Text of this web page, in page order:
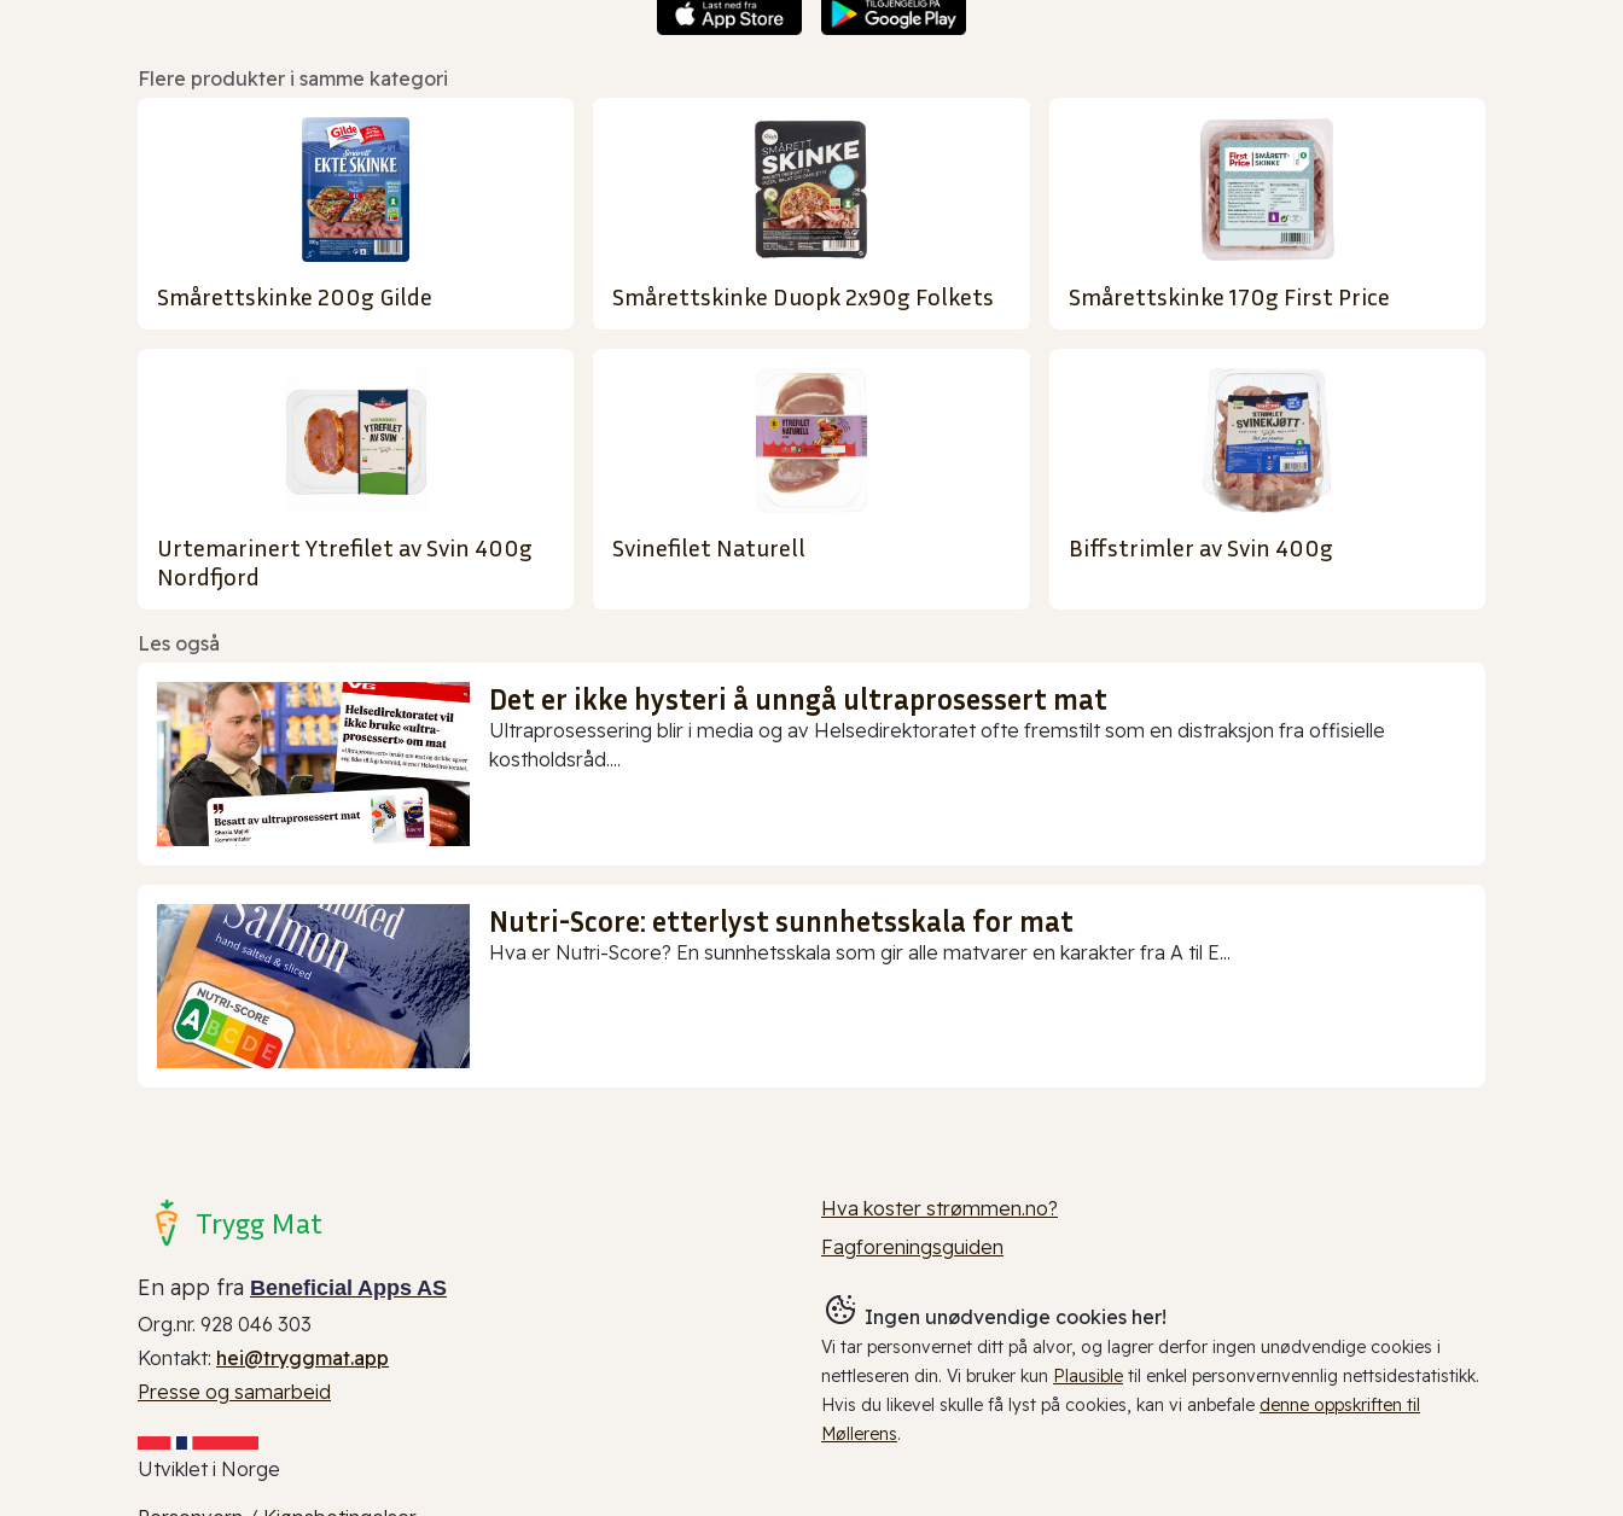
Flere produkter i samme kategori
Smårettskinke 200g Gilde Smårettskinke Duopk 2x90g Folkets Smårettskinke 170g First Price
Urtemarinert Ytrefilet av Svin 400g
Nordfjord
Svinefilet Naturell Biffstrimler av Svin 400g
Les også
Det er ikke hysteri å unngå ultraprosessert mat
Ultraprosessering blir i media og av Helsedirektoratet ofte fremstilt som en distraksjon fra offisielle
kostholdsråd....
Nutri-Score: etterlyst sunnhetsskala for mat
Hva er Nutri-Score? En sunnhetsskala som gir alle matvarer en karakter fra A til E...
Trygg Mat
En app fra Beneficial Apps AS
Org.nr. 928 046 303
Kontakt: hei@tryggmat.app
Presse og samarbeid
Utviklet i Norge
Hva koster strømmen.no?
Fagforeningsguiden
Ingen unødvendige cookies her!
Vi tar personvernet ditt på alvor, og lagrer derfor ingen unødvendige cookies i
nettleseren din. Vi bruker kun Plausible til enkel personvernvennlig nettsidestatistikk.
Hvis du likevel skulle få lyst på cookies, kan vi anbefale denne oppskriften til
Møllerens.